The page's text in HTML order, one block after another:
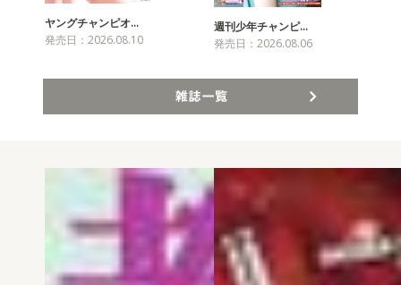
ヤングチャンピオ…
発売日：2026.08.10
週刊少年チャンピ…
発売日：2026.08.06